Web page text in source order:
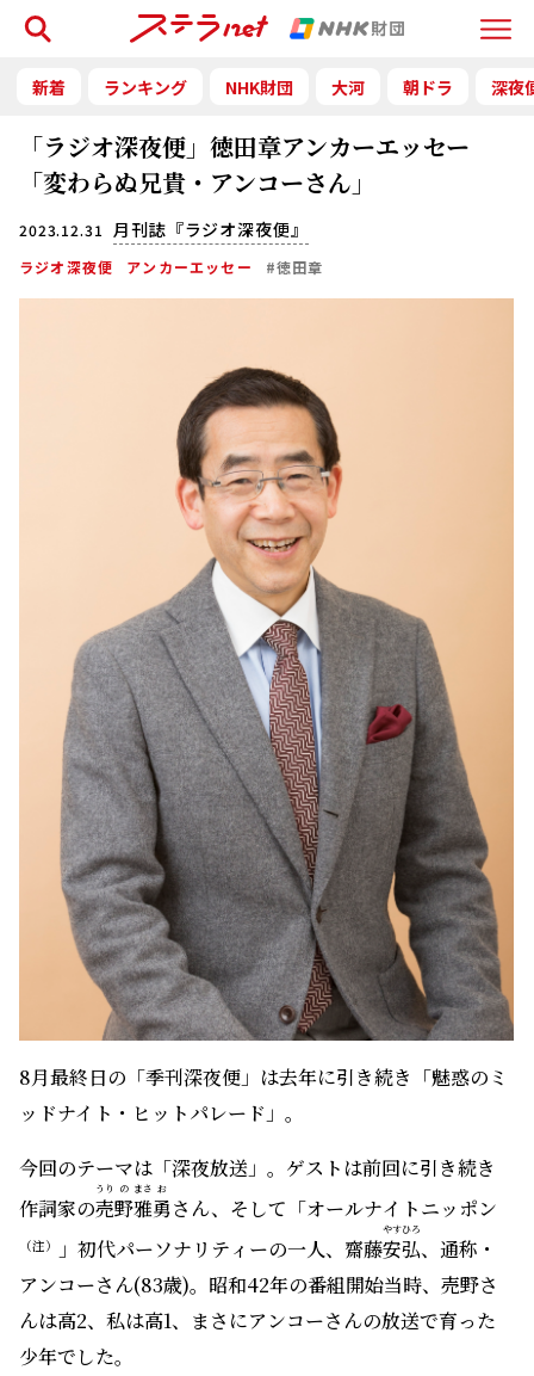
Menu
検索
新着 ランキング NHK財団 大河 朝ドラ 深夜
「ラジオ深夜便」徳田章アンカーエッセー
「変わらぬ兄貴・アンコーさん」
2023.12.31 月刊誌『ラジオ深夜便』
ラジオ深夜便 アンカーエッセー #徳田章
8月最終日の「季刊深夜便」は去年に引き続き「魅惑のミ
ッドナイト・ヒットパレード」。
今回のテーマは「深夜放送」。ゲストは前回に引き続き
作詞家の売
うり
野
の
雅
まさ
勇
お
さん、そして「オールナイトニッポン
（注） 」初代パーソナリティーの一人、齋藤安
やす
弘
ひろ
、通称・
アンコーさん(83歳)。昭和42年の番組開始当時、売野さ
んは高2、私は高1、まさにアンコーさんの放送で育った
少年でした。